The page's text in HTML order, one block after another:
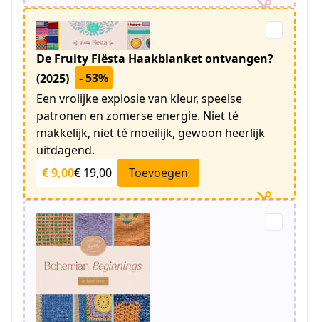
De Fruity Fiësta Haakblanket ontvangen?
(2025)
- 53%
Een vrolijke explosie van kleur, speelse
patronen en zomerse energie. Niet té
makkelijk, niet té moeilijk, gewoon heerlijk
uitdagend.
€ 9,00€ 19,00 Toevoegen